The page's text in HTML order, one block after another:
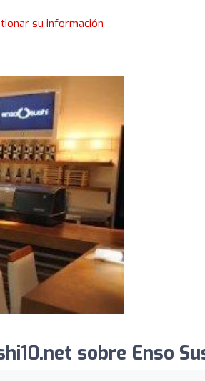
su información
sobre Enso